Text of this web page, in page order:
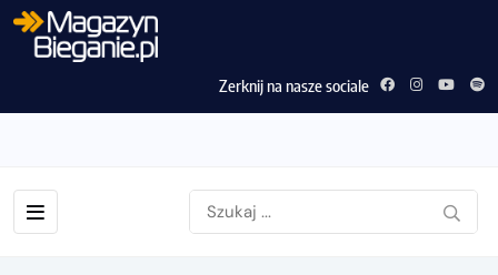
Zerknij na nasze sociale